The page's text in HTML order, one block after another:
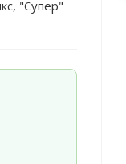
"Супер"